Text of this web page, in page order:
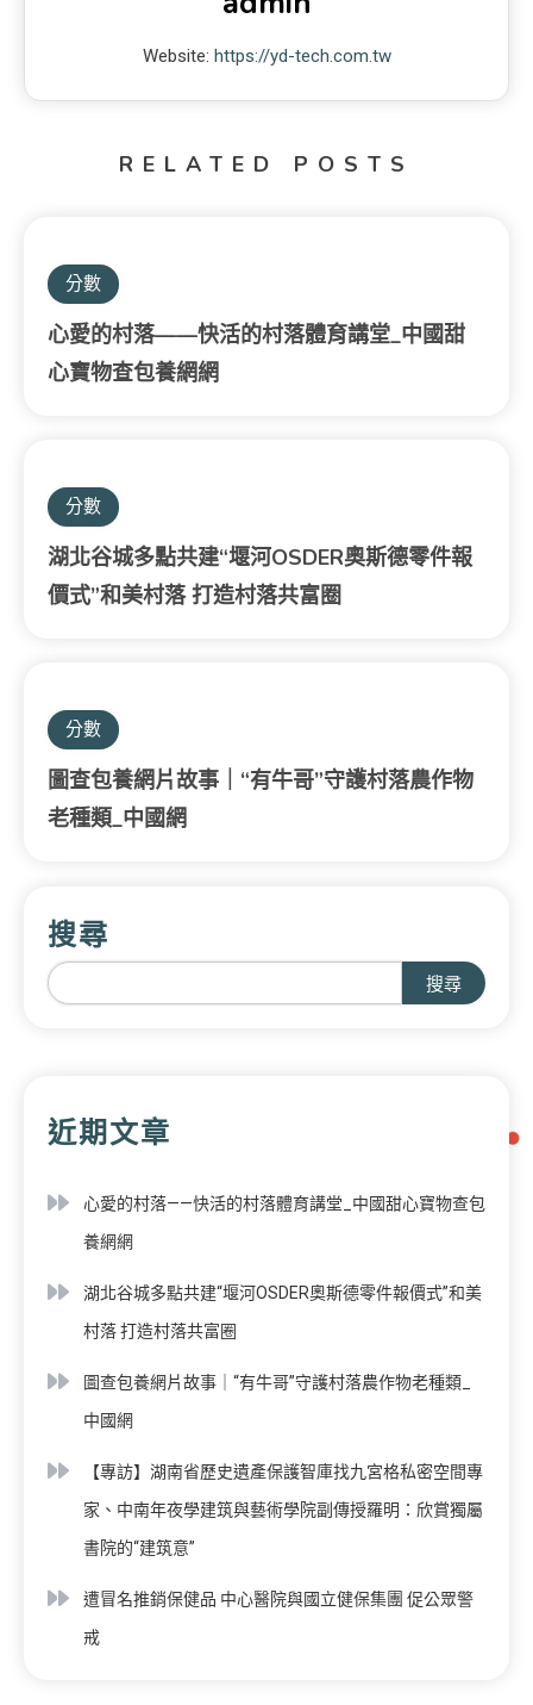
Website: https://yd-tech.com.tw
RELATED POSTS
分數
心愛的村落——快活的村落體育講堂_中國甜
心寶物查包養網網
分數
湖北谷城多點共建“堰河OSDER奧斯德零件報
價式”和美村落 打造村落共富圈
分數
圖查包養網片故事｜“有牛哥”守護村落農作物
老種類_中國網
搜尋
搜尋
近期文章
心愛的村落——快活的村落體育講堂_中國甜心寶物查包
養網網
湖北谷城多點共建“堰河OSDER奧斯德零件報價式”和美
村落 打造村落共富圈
圖查包養網片故事｜“有牛哥”守護村落農作物老種類_
中國網
【專訪】湖南省歷史遺產保護智庫找九宮格私密空間專
家、中南年夜學建筑與藝術學院副傳授羅明：欣賞獨屬
書院的“建筑意”
遭冒名推銷保健品 中心醫院與國立健保集團 促公眾警
戒